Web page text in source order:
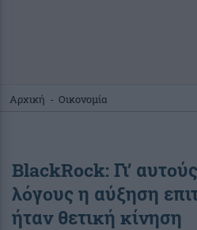
Αρχική - Οικονομία
BlackRock: Γι’
λόγους η αύξηση
ήταν θετική κίνηση